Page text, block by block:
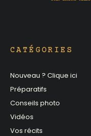
CATÉGORIES
Nouveau ? Clique ici
Préparatifs
Conseils photo
Vidéos
Vos récits